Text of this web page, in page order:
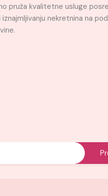
pruža kvalitetne usluge
nekretnina na